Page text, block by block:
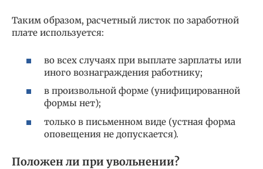
Таким образом, расчетный листок по заработной
плате используется:
во всех случаях при выплате зарплаты или
иного вознаграждения работнику;
в произвольной форме (унифицированной
формы нет);
только в письменном виде (устная форма
оповещения не допускается).
Положен ли при увольнении?